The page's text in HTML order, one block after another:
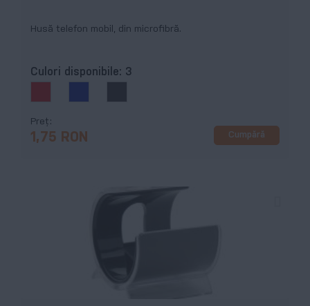
Husă telefon mobil, din microfibră.
Culori disponibile: 3
Preț
1,75 RON Cumpără